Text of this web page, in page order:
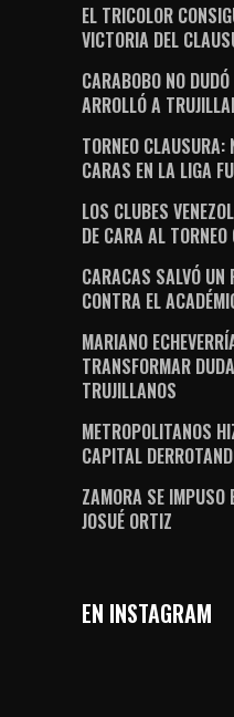
EL TRICOLOR
VICTORIA DEL
CARABOBO NO
ARROLLÓ A
TORNEO CLAUSURA:
CARAS EN LA LIGA
LOS CLUBES
DE CARA AL
CARACAS SALVÓ
CONTRA EL
MARIANO
TRANSFORMAR
TRUJILLANOS
METROPOLITANOS
CAPITAL
ZAMORA SE IMPUSO
JOSUÉ ORTIZ
EN INSTAGRAM